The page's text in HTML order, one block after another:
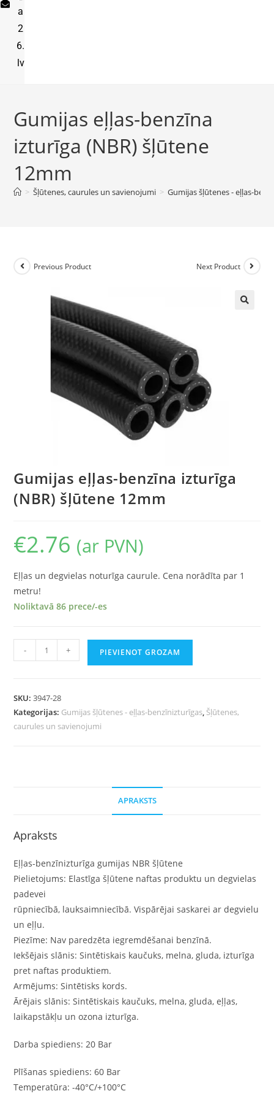
a
2
6.
lv
Gumijas eļļas-benzīna
izturīga (NBR) šļūtene
12mm
> Šļūtenes, caurules un savienojumi > Gumijas šļūtenes - eļļas-
Previous Product Next Product
Gumijas eļļas-benzīna izturīga
(NBR) šļūtene 12mm
€2.76 (ar PVN)
Eļļas un degvielas noturīga caurule. Cena norādīta par 1
metru!
Noliktavā 86 prece/-es
- + PIEVIENOT GROZAM
SKU:3947-28
Kategorijas: Gumijas šļūtenes - eļļas-benzīnizturīgas, Šļūtenes,
caurules un savienojumi
APRAKSTS
Apraksts
Eļļas-benzīnizturīga gumijas NBR šļūtene
Pielietojums: Elastīga šļūtene naftas produktu un degvielas
padevei
rūpniecībā, lauksaimniecībā. Vispārējai saskarei ar degvielu
un eļļu.
Piezīme: Nav paredzēta iegremdēšanai benzīnā.
Iekšējais slānis: Sintētiskais kaučuks, melna, gluda, izturīga
pret naftas produktiem.
Armējums: Sintētisks kords.
Ārējais slānis: Sintētiskais kaučuks, melna, gluda, eļļas,
laikapstākļu un ozona izturīga.
Darba spiediens: 20 Bar
Plīšanas spiediens: 60 Bar
Temperatūra: -40°C/+100°C